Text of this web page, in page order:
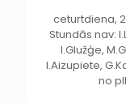
ceturtdiena,
Stundās nav:
I.Glužģe,
I.Aizupiete,
no